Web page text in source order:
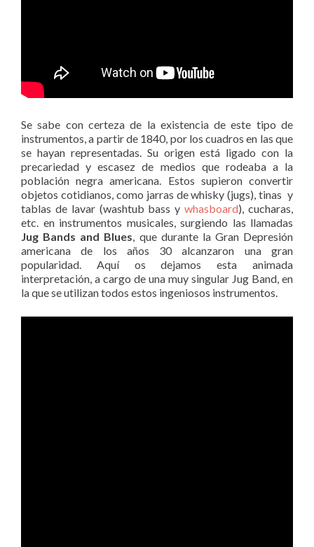
Se sabe con certeza de la existencia de este tipo de
instrumentos, a partir de 1840, por los cuadros en las que
se hayan representadas. Su origen está ligado con la
precariedad y escasez de medios que rodeaba a la
población negra americana. Estos supieron convertir
objetos cotidianos, como jarras de whisky (jugs), tinas y
tablas de lavar (washtub bass ywhasboard), cucharas,
etc. en instrumentos musicales, surgiendo las llamadas
Jug Bands and Blues, que durante la Gran Depresión
americana de los años 30 alcanzaron una gran
popularidad. Aquí os dejamos esta animada
interpretación, a cargo de una muy singular Jug Band, en
la que se utilizan todos estos ingeniosos instrumentos.